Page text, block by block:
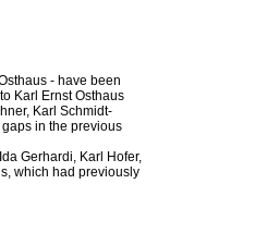
- have been
Karl Ernst Osthaus
Karl Schmidt-
in the previous
Gerhardi, Karl Hofer,
which had previously